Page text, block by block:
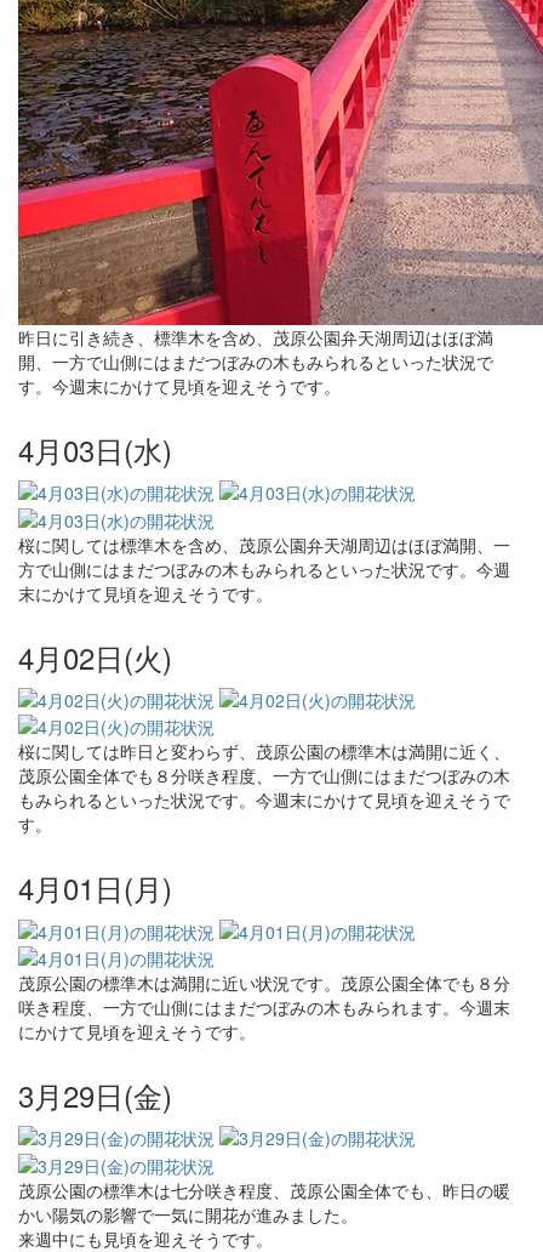
昨日に引き続き、標準木を含め、茂原公園弁天湖周辺はほぼ満
開、一方で山側にはまだつぼみの木もみられるといった状況で
す。今週末にかけて見頃を迎えそうです。
4月03日(水)
桜に関しては標準木を含め、茂原公園弁天湖周辺はほぼ満開、一
方で山側にはまだつぼみの木もみられるといった状況です。今週
末にかけて見頃を迎えそうです。
4月02日(火)
桜に関しては昨日と変わらず、茂原公園の標準木は満開に近く、
茂原公園全体でも８分咲き程度、一方で山側にはまだつぼみの木
もみられるといった状況です。今週末にかけて見頃を迎えそうで
す。
4月01日(月)
茂原公園の標準木は満開に近い状況です。茂原公園全体でも８分
咲き程度、一方で山側にはまだつぼみの木もみられます。今週末
にかけて見頃を迎えそうです。
3月29日(金)
茂原公園の標準木は七分咲き程度、茂原公園全体でも、昨日の暖
かい陽気の影響で一気に開花が進みました。
来週中にも見頃を迎えそうです。